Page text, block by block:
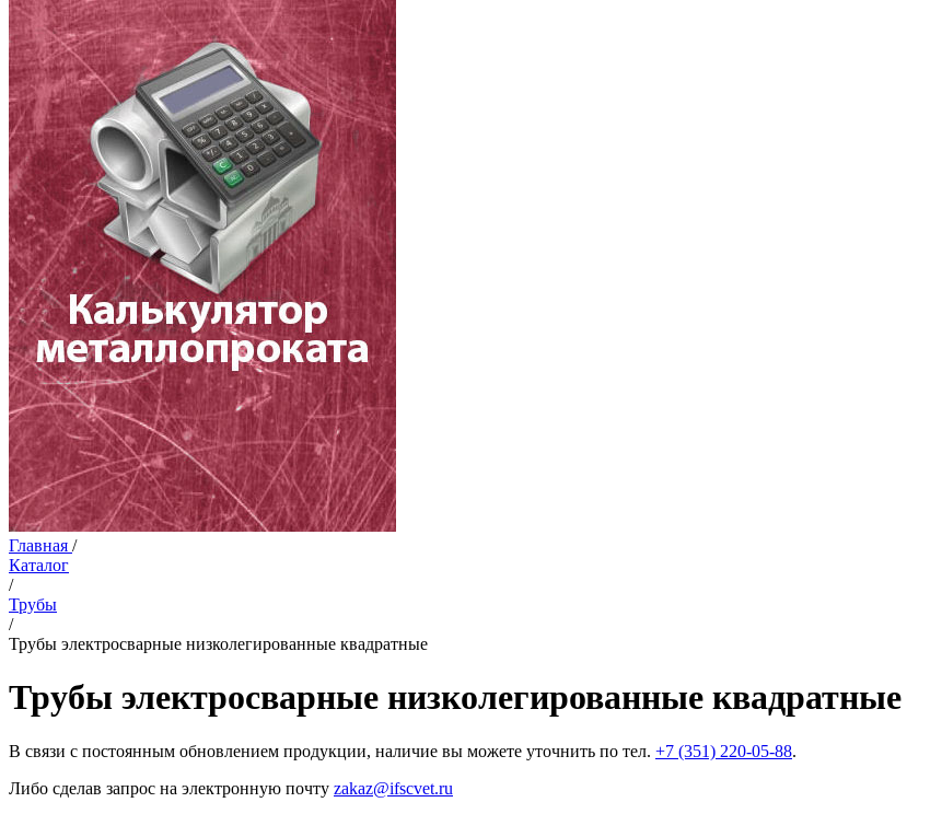
Главная /
Каталог
/
Трубы
/
Трубы электросварные низколегированные квадратные
Трубы электросварные низколегированные квадратные
В связи с постоянным обновлением продукции, наличие вы можете уточнить по тел. +7 (351) 220-05-88.
Либо сделав запрос на электронную почту zakaz@ifscvet.ru